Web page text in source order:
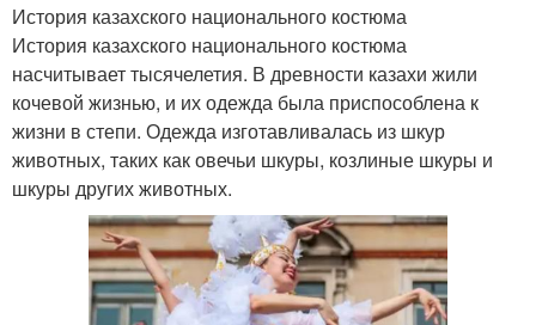
История казахского национального костюма
История казахского национального костюма
насчитывает тысячелетия. В древности казахи жили
кочевой жизнью, и их одежда была приспособлена к
жизни в степи. Одежда изготавливалась из шкур
животных, таких как овечьи шкуры, козлиные шкуры и
шкуры других животных.